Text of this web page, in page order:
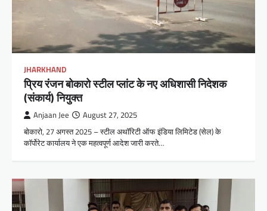
JHARKHAND
प्रिय रंजन बोकारो स्टील प्लांट के नए अधिशासी निदेशक
(संकार्य) नियुक्त
Anjaan Jee August 27, 2025
बोकारो, 27 अगस्त 2025 – स्टील अथॉरिटी ऑफ इंडिया लिमिटेड (सेल) के
कॉर्पोरेट कार्यालय ने एक महत्वपूर्ण आदेश जारी करते…